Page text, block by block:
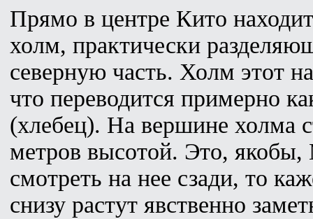
Прямо в центре Кито
холм, практически
северную часть. Холм этот
что переводится примерно
(хлебец). На вершине холма
метров высотой. Это,
смотреть на нее сзади, то
снизу растут явственно